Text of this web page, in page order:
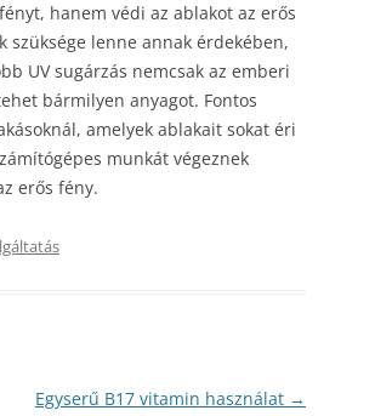
hanem védi az ablakot az erős
lenne annak érdekében,
UV sugárzás nemcsak az emberi
bármilyen anyagot. Fontos
amelyek ablakait sokat éri
munkát végeznek
erős fény.
Egyserű B17 vitamin használat →